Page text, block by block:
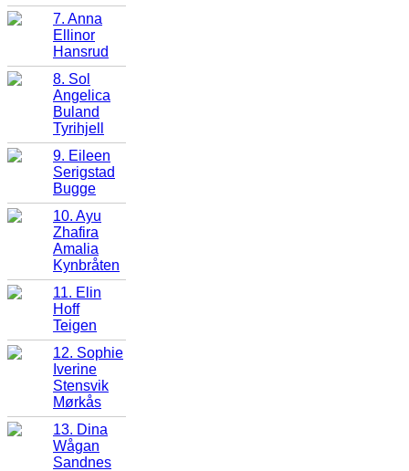
7. Anna
Ellinor
Hansrud
8. Sol
Angelica
Buland
Tyrihjell
9. Eileen
Serigstad
Bugge
10. Ayu
Zhafira
Amalia
Kynbråten
11. Elin
Hoff
Teigen
12. Sophie
Iverine
Stensvik
Mørkås
13. Dina
Wågan
Sandnes